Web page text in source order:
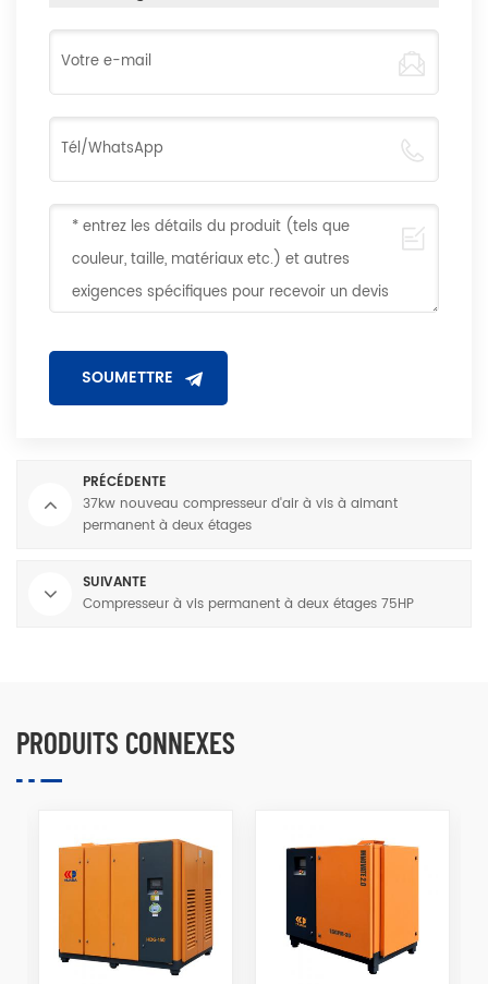
PRÉCÉDENTE
37kw nouveau compresseur d'air à vis à aimant
permanent à deux étages
SUIVANTE
Compresseur à vis permanent à deux étages 75HP
PRODUITS CONNEXES